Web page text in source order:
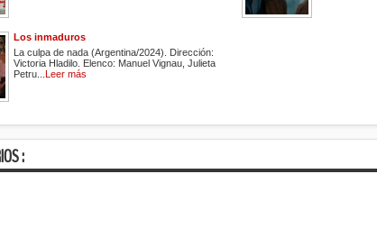
Los inmaduros
La culpa de nada (Argentina/2024). Dirección:
Victoria Hladilo. Elenco: Manuel Vignau, Julieta
Petru... Leer más
: